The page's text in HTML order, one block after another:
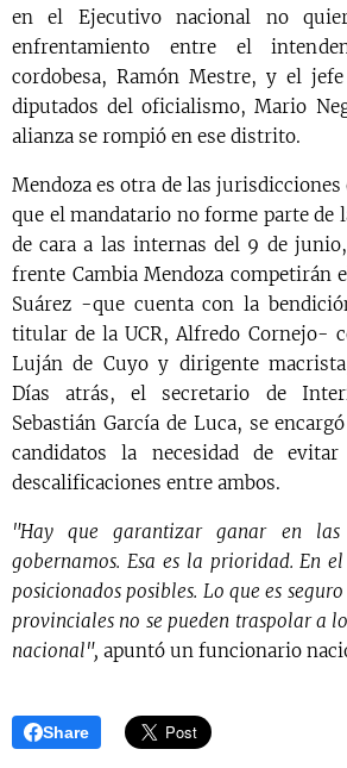
en el Ejecutivo nacional no
enfrentamiento entre el
cordobesa, Ramón Mestre, y el
diputados del oficialismo, Mario
alianza se rompió en ese distrito.
Mendoza es otra de las
que el mandatario no forme parte de
de cara a las internas del 9 de
frente Cambia Mendoza competirán
Suárez -que cuenta con la
titular de la UCR, Alfredo Cornejo-
Luján de Cuyo y dirigente
Días atrás, el secretario de
Sebastián García de Luca, se
candidatos la necesidad de
descalificaciones entre ambos.
"Hay que garantizar ganar en
gobernamos. Esa es la prioridad. En
posicionados posibles. Lo que es
provinciales no se pueden traspolar a
nacional", apuntó un funcionario
Share